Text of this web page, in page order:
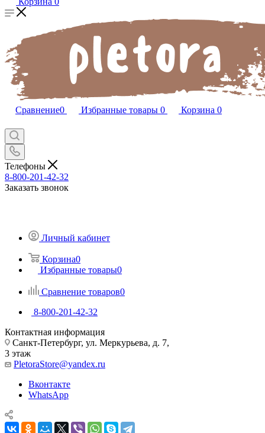
Сравнение0 Избранные товары 0 Корзина 0
Телефоны
8-800-201-42-32
Заказать звонок
Личный кабинет
Корзина0
Избранные товары0
Сравнение товаров0
8-800-201-42-32
Контактная информация
Санкт-Петербург, ул. Меркурьева, д. 7,
3 этаж
PletoraStore@yandex.ru
Вконтакте
WhatsApp